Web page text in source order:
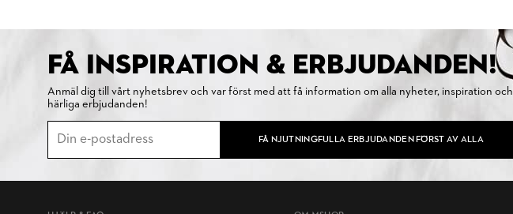
FÅ INSPIRATION & ERBJUDANDEN!
Anmäl dig till vårt nyhetsbrev och var först med att få information om alla nyheter, inspiration och
härliga erbjudanden!
FÅ NJUTNINGFULLA ERBJUDANDEN FÖRST AV ALLA